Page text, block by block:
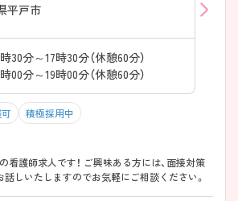
平戸市
30分～17時30分（休憩60分）
00分～19時00分（休憩60分）
積極採用中
看護師求人です！ ご興味ある方には、面接対策
話しいたしますのでお気軽にご相談ください。